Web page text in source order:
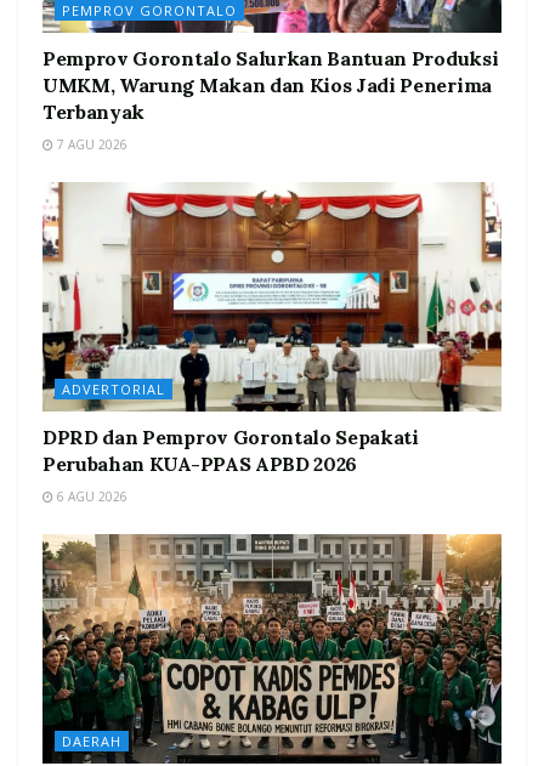
PEMPROV GORONTALO
Pemprov Gorontalo Salurkan Bantuan Produksi
UMKM, Warung Makan dan Kios Jadi Penerima
Terbanyak
7 AGU 2026
ADVERTORIAL
DPRD dan Pemprov Gorontalo Sepakati
Perubahan KUA-PPAS APBD 2026
6 AGU 2026
DAERAH